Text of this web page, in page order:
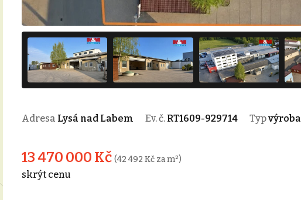
Adresa Lysá nad Labem Ev. č. RT1609-929714 Typvýroba
13 470 000 Kč (42 492 Kč za m²)
skrýt cenu